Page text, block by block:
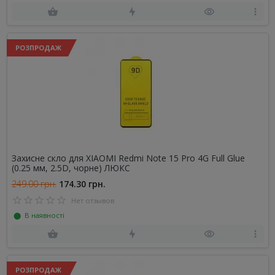
РОЗПРОДАЖ
Захисне скло для XIAOMI Redmi Note 15 Pro 4G Full Glue
(0.25 мм, 2.5D, чорне) ЛЮКС
249.00 грн. 174.30 грн.
Нет отзывов
⬤ В наявності
РОЗПРОДАЖ